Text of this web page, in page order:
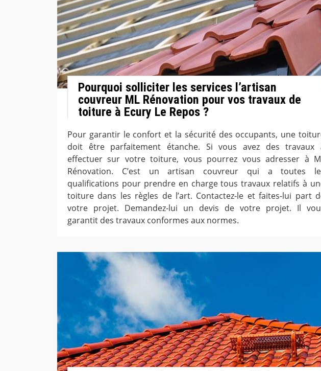
Pourquoi solliciter les services l’artisan
couvreur ML Rénovation pour vos travaux de
toiture à Ecury Le Repos ?
Pour garantir le confort et la sécurité des occupants, une
doit être parfaitement étanche. Si vous avez des travaux
effectuer sur votre toiture, vous pourrez vous adresser à
Rénovation. C’est un artisan couvreur qui a toutes
qualifications pour prendre en charge tous travaux relatifs à
toiture dans les règles de l’art. Contactez-le et faites-lui part
votre projet. Demandez-lui un devis de votre projet. Il
garantit des travaux conformes aux normes.